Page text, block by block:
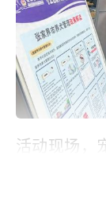
活动现场，
大小的芯
小小的芯片